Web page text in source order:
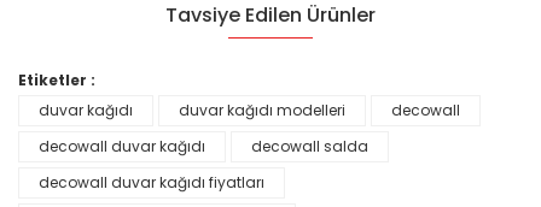
Tavsiye Edilen Ürünler
Etiketler :
duvar kağıdı
duvar kağıdı modelleri
decowall
decowall duvar kağıdı
decowall salda
decowall duvar kağıdı fiyatları